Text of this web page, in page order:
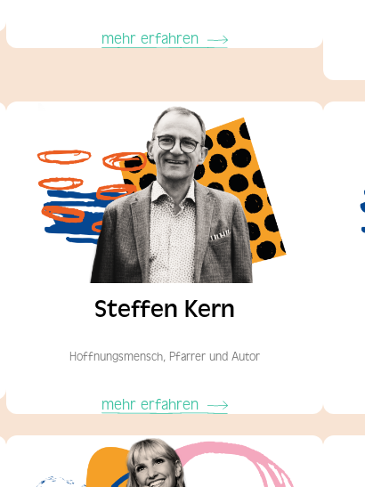
mehr erfahren
Steffen Kern
Hoffnungsmensch, Pfarrer und Autor
mehr erfahren